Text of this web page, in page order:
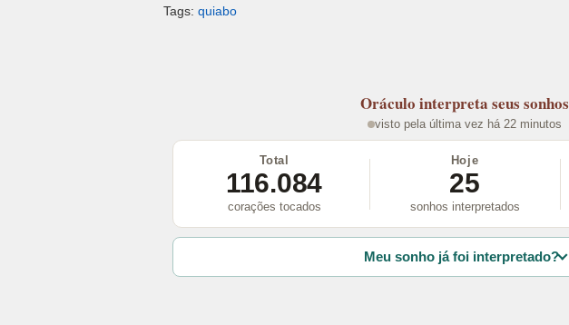
Tags: quiabo
Oráculo interpreta seus sonhos
visto pela última vez há 22 minutos
Total
116.084
corações tocados
Hoje
25
sonhos interpretados
Meu sonho já foi interpretado?